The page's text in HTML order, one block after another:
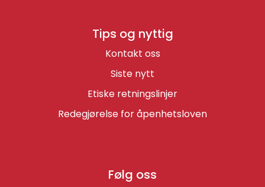
Tips og nyttig
Kontakt oss
Siste nytt
Etiske retningslinjer
Redegjørelse for åpenhetsloven
Følg oss